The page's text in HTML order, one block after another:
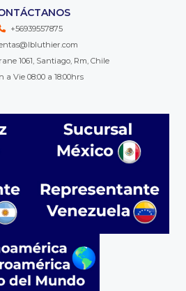
+56939557875
1061, Santiago, Rm, Chile
a Vie 08:00 a 18:00hrs